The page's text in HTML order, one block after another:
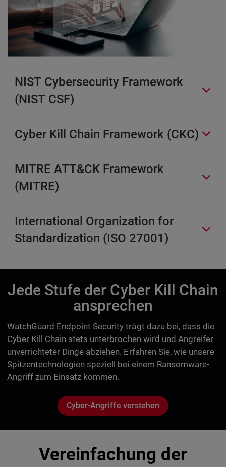
NIST Cybersecurity Framework
(NIST CSF)
Cyber Kill Chain Framework (CKC)
MITRE ATT&CK Framework
(MITRE)
International Organization for
Standardization (ISO 27001)
Jede Stufe der Cyber Kill Chain
ansprechen
WatchGuard Endpoint Security trägt dazu bei, dass die
Cyber Kill Chain stets unterbrochen wird und Angreifer
unverrichteter Dinge abziehen. Erfahren Sie, wie unsere
Spitzentechnologien speziell bei einem Ransomware-
Angriff zum Einsatz kommen.
Cyber-Angriffe verstehen
Vereinfachung der